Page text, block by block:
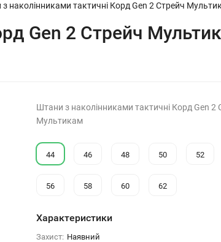
наколінниками тактичні Корд Gen 2 Стрейч
Gen 2 Стрейч
Штани з наколінниками тактичні Корд Gen 2
Мультикам
44 46 48 50 52
56 58 60 62
Характеристики
Захист: Наявний